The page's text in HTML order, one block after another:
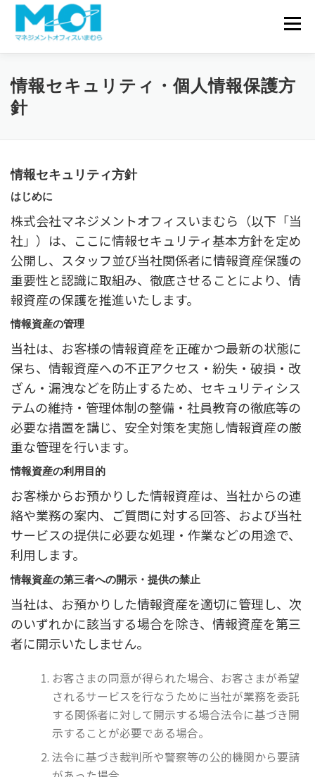
コンテンツへスキップ
メニ
お問い合わせ
情報セキュリティ・個人情報保護方
針
情報セキュリティ方針
はじめに
株式会社マネジメントオフィスいまむら（以下「当
社」）は、ここに情報セキュリティ基本方針を定め
公開し、スタッフ並び当社関係者に情報資産保護の
重要性と認識に取組み、徹底させることにより、情
報資産の保護を推進いたします。
情報資産の管理
当社は、お客様の情報資産を正確かつ最新の状態に
保ち、情報資産への不正アクセス・紛失・破損・改
ざん・漏洩などを防止するため、セキュリティシス
テムの維持・管理体制の整備・社員教育の徹底等の
必要な措置を講じ、安全対策を実施し情報資産の厳
重な管理を行います。
情報資産の利用目的
お客様からお預かりした情報資産は、当社からの連
絡や業務の案内、ご質問に対する回答、および当社
サービスの提供に必要な処理・作業などの用途で、
利用します。
情報資産の第三者への開示・提供の禁止
当社は、お預かりした情報資産を適切に管理し、次
のいずれかに該当する場合を除き、情報資産を第三
者に開示いたしません。
お客さまの同意が得られた場合、お客さまが希望
されるサービスを行なうために当社が業務を委託
する関係者に対して開示する場合法令に基づき開
示することが必要である場合。
法令に基づき裁判所や警察等の公的機関から要請